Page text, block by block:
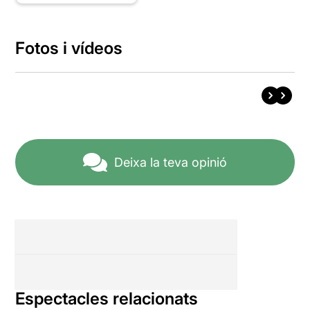
Fotos i vídeos
Deixa la teva opinió
Espectacles relacionats